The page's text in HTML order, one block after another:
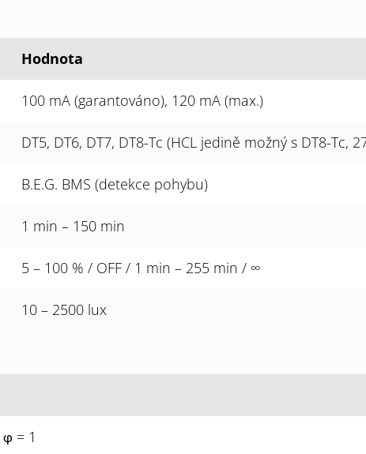
Hodnota
100 mA (garantováno), 120 mA (max.)
DT5, DT6, DT7, DT8-Tc (HCL jedině možný s DT8-Tc,
B.E.G. BMS (detekce pohybu)
1 min – 150 min
5 – 100 % / OFF / 1 min – 255 min / ∞
10 – 2500 lux
φ = 1